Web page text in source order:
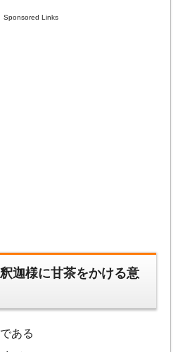
Sponsored Links
迦様に甘茶をかける意
ある